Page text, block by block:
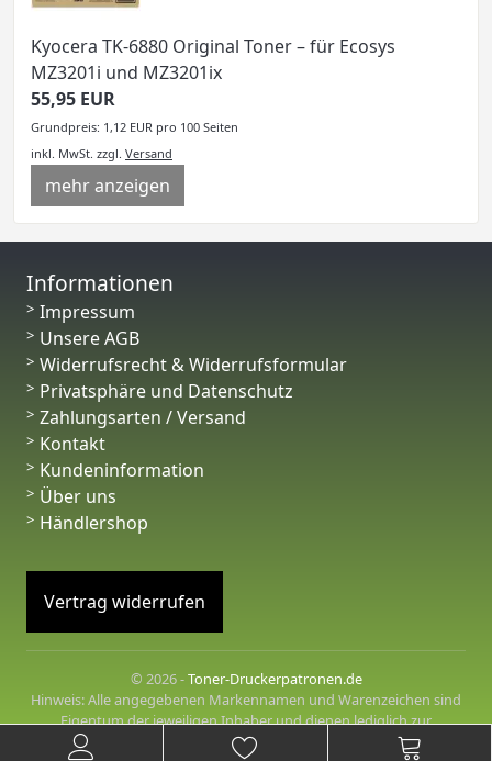
Kyocera TK-6880 Original Toner – für Ecosys
MZ3201i und MZ3201ix
55,95 EUR
Grundpreis: 1,12 EUR pro 100 Seiten
inkl. MwSt. zzgl. Versand
mehr anzeigen
Informationen
Impressum
Unsere AGB
Widerrufsrecht & Widerrufsformular
Privatsphäre und Datenschutz
Zahlungsarten / Versand
Kontakt
Kundeninformation
Über uns
Händlershop
Vertrag widerrufen
© 2026 -Toner-Druckerpatronen.de
Hinweis: Alle angegebenen Markennamen und Warenzeichen sind
Eigentum der jeweiligen Inhaber und dienen lediglich zur
Beschreibung der angebotenen Produkte.